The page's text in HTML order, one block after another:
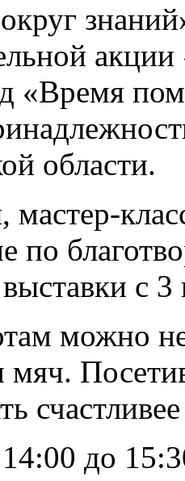
«Время
области.
мастер-
по
с
можно
мяч.
до